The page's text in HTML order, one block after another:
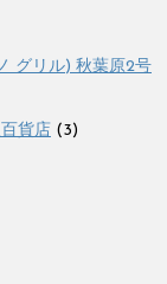
グリル) 秋葉原2号
貨店 (3)